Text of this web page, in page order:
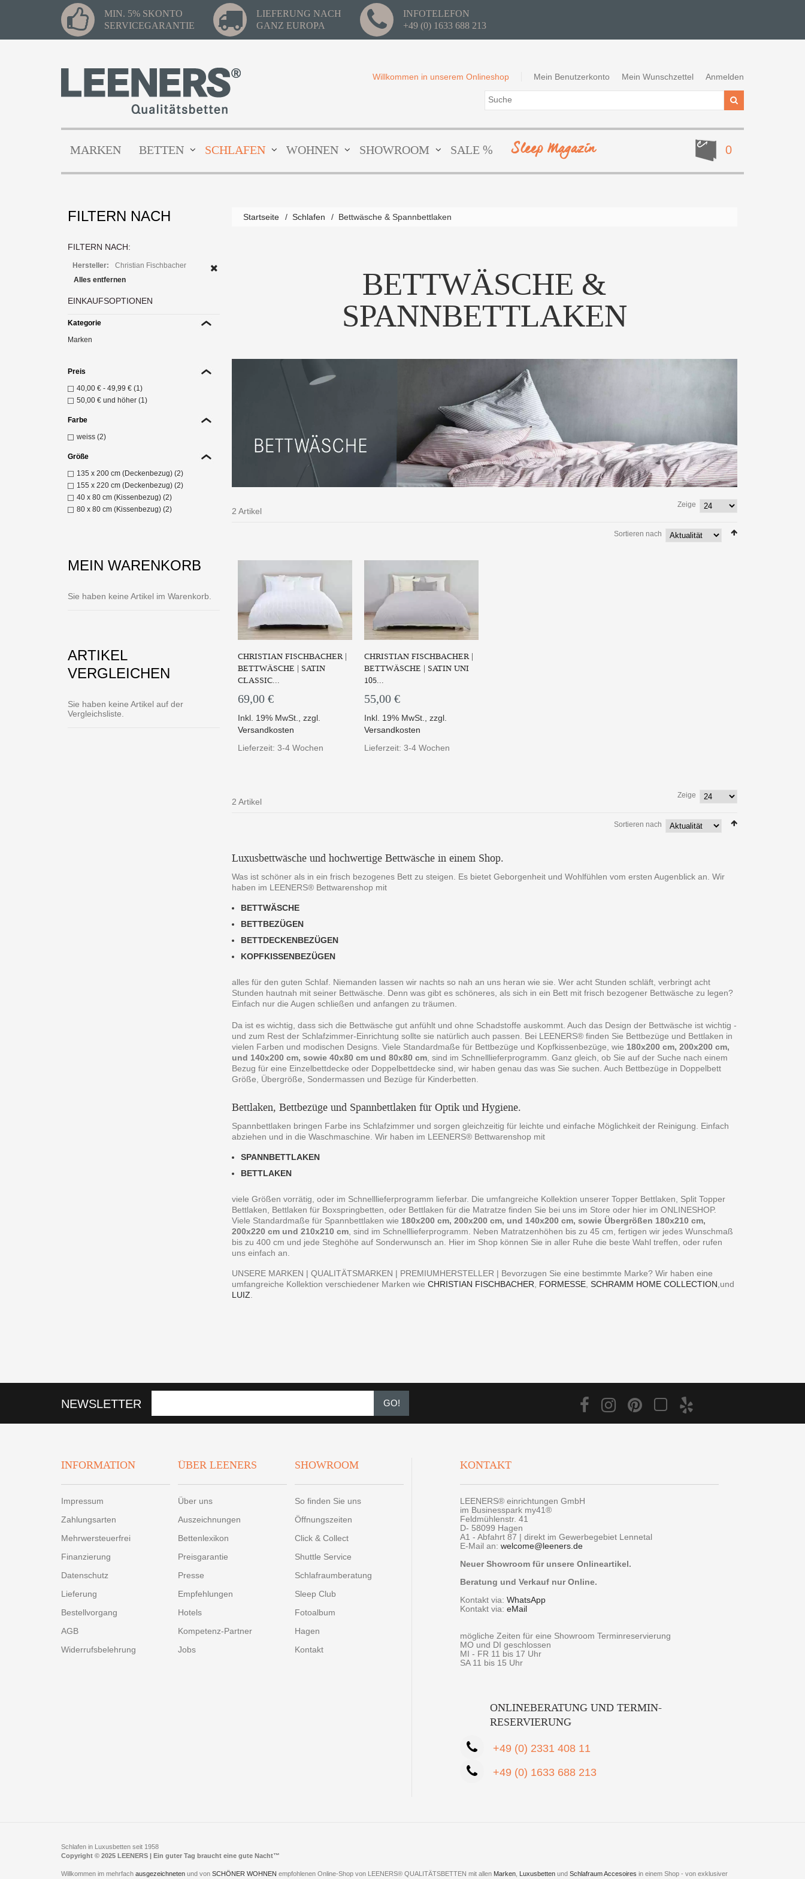
MIN. 5% SKONTO
SERVICEGARANTIE
LIEFERUNG NACH
GANZ EUROPA
INFOTELEFON
+49 (0) 1633 688 213
Mein Benutzerkonto Mein Wunschzettel Anmelden
Willkommen in unserem Onlineshop
0
MARKEN BETTEN SCHLAFEN WOHNEN SHOWROOM SALE % Sleep Magazin
Startseite / Schlafen / Bettwäsche & Spannbettlaken
BETTWÄSCHE &
SPANNBETTLAKEN
2 Artikel
Zeige
Sortieren nach
CHRISTIAN FISCHBACHER |
BETTWÄSCHE | SATIN
CLASSIC...
69,00 €
Inkl. 19% MwSt.,zzgl.
Versandkosten
Lieferzeit: 3-4 Wochen
CHRISTIAN FISCHBACHER |
BETTWÄSCHE | SATIN UNI
105...
55,00 €
Inkl. 19% MwSt., zzgl.
Versandkosten
Lieferzeit: 3-4 Wochen
Die beliebte Christian
Fischbacher Bettwäsche...
2 Artikel
Zeige
Sortieren nach
Luxusbettwäsche und hochwertige Bettwäsche in einem Shop.
Was ist schöner als in ein frisch bezogenes Bett zu steigen. Es bietet Geborgenheit und Wohlfühlen vom ersten Augenblick an. Wir
haben im LEENERS® Bettwarenshop mit
BETTWÄSCHE
BETTBEZÜGEN
BETTDECKENBEZÜGEN
KOPFKISSENBEZÜGEN
alles für den guten Schlaf. Niemanden lassen wir nachts so nah an uns heran wie sie. Wer acht Stunden schläft, verbringt acht
Stunden hautnah mit seiner Bettwäsche. Denn was gibt es schöneres, als sich in ein Bett mit frisch bezogener Bettwäsche zu legen?
Einfach nur die Augen schließen und anfangen zu träumen.
Da ist es wichtig, dass sich die Bettwäsche gut anfühlt und ohne Schadstoffe auskommt. Auch das Design der Bettwäsche ist wichtig -
und zum Rest der Schlafzimmer-Einrichtung sollte sie natürlich auch passen. Bei LEENERS® finden Sie Bettbezüge und Bettlaken in
vielen Farben und modischen Designs. Viele Standardmaße für Bettbezüge und Kopfkissenbezüge, wie 180x200 cm, 200x200 cm,
und 140x200 cm, sowie 40x80 cm und 80x80 cm, sind im Schnelllieferprogramm. Ganz gleich, ob Sie auf der Suche nach einem
Bezug für eine Einzelbettdecke oder Doppelbettdecke sind, wir haben genau das was Sie suchen. Auch Bettbezüge in Doppelbett
Größe, Übergröße, Sondermassen und Bezüge für Kinderbetten.
Bettlaken, Bettbezüge und Spannbettlaken für Optik und Hygiene.
Spannbettlaken bringen Farbe ins Schlafzimmer und sorgen gleichzeitig für leichte und einfache Möglichkeit der Reinigung. Einfach
abziehen und in die Waschmaschine. Wir haben im LEENERS® Bettwarenshop mit
SPANNBETTLAKEN
BETTLAKEN
viele Größen vorrätig, oder im Schnelllieferprogramm lieferbar. Die umfangreiche Kollektion unserer Topper Bettlaken, Split Topper
Bettlaken, Bettlaken für Boxspringbetten, oder Bettlaken für die Matratze finden Sie bei uns im Store oder hier im ONLINESHOP.
Viele Standardmaße für Spannbettlaken wie 180x200 cm, 200x200 cm, und 140x200 cm, sowie Übergrößen 180x210 cm,
200x220 cm und 210x210 cm, sind im Schnelllieferprogramm. Neben Matratzenhöhen bis zu 45 cm, fertigen wir jedes Wunschmaß
bis zu 400 cm und jede Steghöhe auf Sonderwunsch an. Hier im Shop können Sie in aller Ruhe die beste Wahl treffen, oder rufen
uns einfach an.
UNSERE MARKEN | QUALITÄTSMARKEN | PREMIUMHERSTELLER | Bevorzugen Sie eine bestimmte Marke? Wir haben eine
umfangreiche Kollektion verschiedener Marken wieCHRISTIAN FISCHBACHER, FORMESSE,SCHRAMM HOME COLLECTION,und
LUIZ.
FILTERN NACH
FILTERN NACH:
Hersteller:
Christian Fischbacher
Alles entfernen
EINKAUFSOPTIONEN
Kategorie
Marken
Preis
40,00 € -49,99 € (1)
50,00 € und höher (1)
Farbe
weiss (2)
Größe
135 x 200 cm (Deckenbezug) (2)
155 x 220 cm (Deckenbezug) (2)
40 x 80 cm (Kissenbezug) (2)
80 x 80 cm (Kissenbezug) (2)
MEIN WARENKORB
Sie haben keine Artikel im Warenkorb.
ARTIKEL
VERGLEICHEN
Sie haben keine Artikel auf der
Vergleichsliste.
NEWSLETTER GO!
INFORMATION
Impressum
Zahlungsarten
Mehrwersteuerfrei
Finanzierung
Datenschutz
Lieferung
Bestellvorgang
AGB
Widerrufsbelehrung
ÜBER LEENERS
Über uns
Auszeichnungen
Bettenlexikon
Preisgarantie
Presse
Empfehlungen
Hotels
Kompetenz-Partner
Jobs
SHOWROOM
So finden Sie uns
Öffnungszeiten
Click & Collect
Shuttle Service
Schlafraumberatung
Sleep Club
Fotoalbum
Hagen
Kontakt
KONTAKT
LEENERS® einrichtungen GmbH
im Businesspark my41®
Feldmühlenstr. 41
D- 58099 Hagen
A1 - Abfahrt 87 | direkt im Gewerbegebiet Lennetal
E-Mail an: welcome@leeners.de
Neuer Showroom für unsere Onlineartikel.
Beratung und Verkauf nur Online.
Kontakt via: WhatsApp
Kontakt via: eMail
mögliche Zeiten für eine Showroom Terminreservierung
MO und DI geschlossen
MI - FR 11 bis 17 Uhr
SA 11 bis 15 Uhr
ONLINEBERATUNG UND TERMIN-
RESERVIERUNG
+49 (0) 2331 408 11
+49 (0) 1633 688 213
Schlafen in Luxusbetten seit 1958
Copyright © 2025 LEENERS | Ein guter Tag braucht eine gute Nacht™
Willkommen im mehrfach ausgezeichneten und von SCHÖNER WOHNEN empfohlenen Online-Shop von LEENERS® QUALITÄTSBETTEN mit allen Marken Luxusbetten und Schlafraum Accesoires in einem Shop - von exklusiver